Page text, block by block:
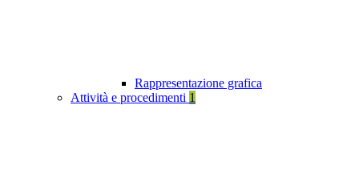
Rappresentazione grafica
Attività e procedimenti 1